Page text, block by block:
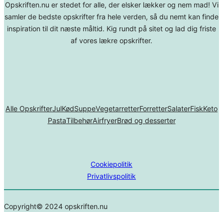
Opskriften.nu er stedet for alle, der elsker lækker og nem mad! Vi
samler de bedste opskrifter fra hele verden, så du nemt kan finde
inspiration til dit næste måltid. Kig rundt på sitet og lad dig friste
af vores lækre opskrifter.
Alle OpskrifterJulKødSuppeVegetarretterForretterSalaterFiskKeto
PastaTilbehørAirfryerBrød og desserter
Cookiepolitik
Privatlivspolitik
Copyright© 2024 opskriften.nu